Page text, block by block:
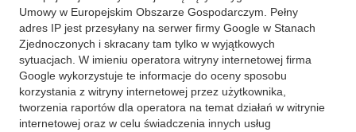
Umowy w Europejskim Obszarze Gospodarczym. Pełny
adres IP jest przesyłany na serwer firmy Google w Stanach
Zjednoczonych i skracany tam tylko w wyjątkowych
sytuacjach. W imieniu operatora witryny internetowej firma
Google wykorzystuje te informacje do oceny sposobu
korzystania z witryny internetowej przez użytkownika,
tworzenia raportów dla operatora na temat działań w witrynie
internetowej oraz w celu świadczenia innych usług